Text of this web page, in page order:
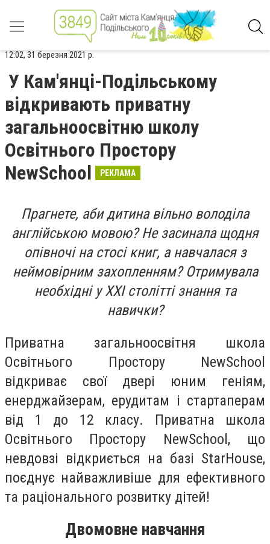
12:02, 31 березня 2021 р.
У Кам'янці-Подільському
відкривають приватну
загальноосвітню школу
Освітнього Простору
NewSchool
РЕКЛАМА
Прагнете, аби дитина вільно володіла
англійською мовою? Не засинала щодня
опівночі на стосі книг, а навчалася з
неймовірним захопленням? Отримувала
необхідні у XXI столітті знання та
навички?
Приватна загальноосвітня школа
Освітнього Простору NewSchool
відкриває свої двері юним геніям,
енерджайзерам, ерудитам і стартаперам
від 1 до 12 класу. Приватна школа
Освітнього Простору NewSchool, що
невдовзі відкриється на базі StarHouse,
поєднує найважливіше для ефективного
та раціонального розвитку дітей!
Двомовне навчання